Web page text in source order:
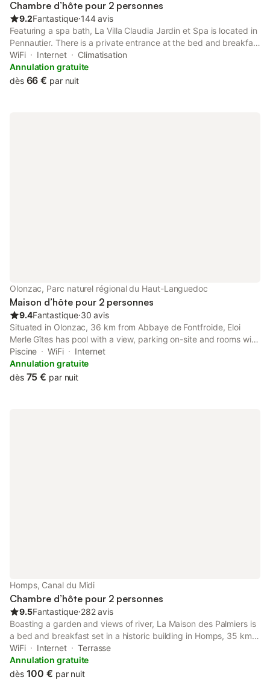
Chambre d’hôte pour 2 personnes
9.2Fantastique⋅144 avis
Featuring a spa bath, La Villa Claudia Jardin et Spa is located in
Pennautier. There is a private entrance at the bed and breakfast
for the convenience of those who stay.
WiFi Internet
Climatisation
Annulation gratuite
dès 66 € par nuit
Olonzac, Parc naturel régional du Haut-Languedoc
Maison d’hôte pour 2 personnes
9.4Fantastique⋅30 avis
Situated in Olonzac, 36 km from Abbaye de Fontfroide, Eloi
Merle Gîtes has pool with a view, parking on-site and rooms with
free WiFi access. The property has pool and garden views, and
is 40 km from Reserve Africaine de Sigean.
Piscine WiFi
Internet
Annulation gratuite
dès 75 € par nuit
Homps, Canal du Midi
Chambre d’hôte pour 2 personnes
9.5Fantastique⋅282 avis
Boasting a garden and views of river, La Maison des Palmiers is
a bed and breakfast set in a historic building in Homps, 35 km
from Abbaye de Fontfroide. Both free WiFi and parking on-site
are accessible at the bed and breakfast free of charge.
WiFi Internet
Terrasse
Annulation gratuite
dès 100 € par nuit